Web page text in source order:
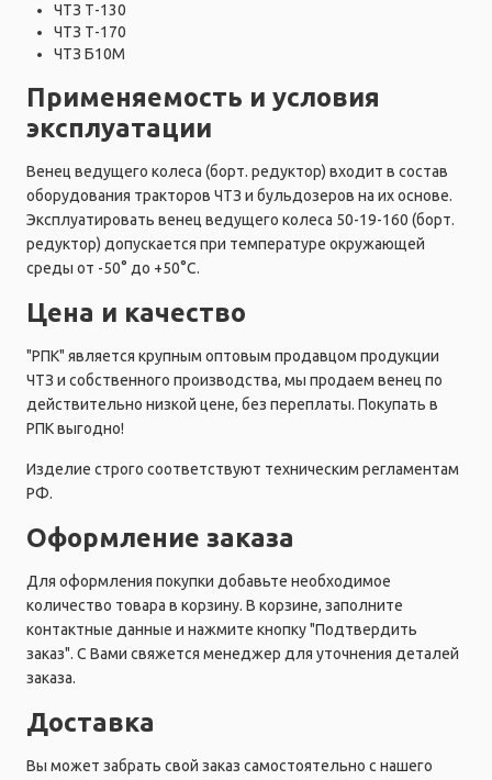
ЧТЗ Т-130
ЧТЗ Т-170
ЧТЗ Б10М
Применяемость и условия
эксплуатации
Венец ведущего колеса (борт. редуктор) входит в состав
оборудования тракторов ЧТЗ и бульдозеров на их основе.
Эксплуатировать венец ведущего колеса 50-19-160 (борт.
редуктор) допускается при температуре окружающей
среды от -50° до +50°C.
Цена и качество
"РПК" является крупным оптовым продавцом продукции
ЧТЗ и собственного производства, мы продаем венец по
действительно низкой цене, без переплаты. Покупать в
РПК выгодно!
Изделие строго соответствуют техническим регламентам
РФ.
Оформление заказа
Для оформления покупки добавьте необходимое
количество товара в корзину. В корзине, заполните
контактные данные и нажмите кнопку "Подтвердить
заказ". С Вами свяжется менеджер для уточнения деталей
заказа.
Доставка
Вы может забрать свой заказ самостоятельно с нашего